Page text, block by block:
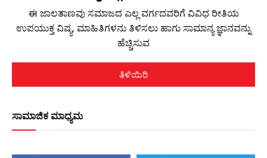
ಈ ಜಾಲತಾಣವು ಸಮಾಜದ ಎಲ್ಲ ವರ್ಗದವರಿಗೆ ವಿವಿಧ ರೀತಿಯ
ಉಪಯುಕ್ತ ವಿಷ್ಯ, ಮಾಹಿತಿಗಳನು ತಿಳಿಸಲು ಹಾಗು ಸಾಮಾನ್ಯ ಜ್ಞಾನವನ್ನು
ಹೆಚ್ಚಿಸುವ
ತಿಳಿಯಿರಿ
ಸಾಮಾಜಿಕ ಮಾಧ್ಯಮ